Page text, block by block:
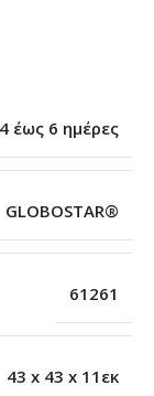
έως 6 ημέρες
GLOBOSTAR®
61261
43 x 43 x 11εκ